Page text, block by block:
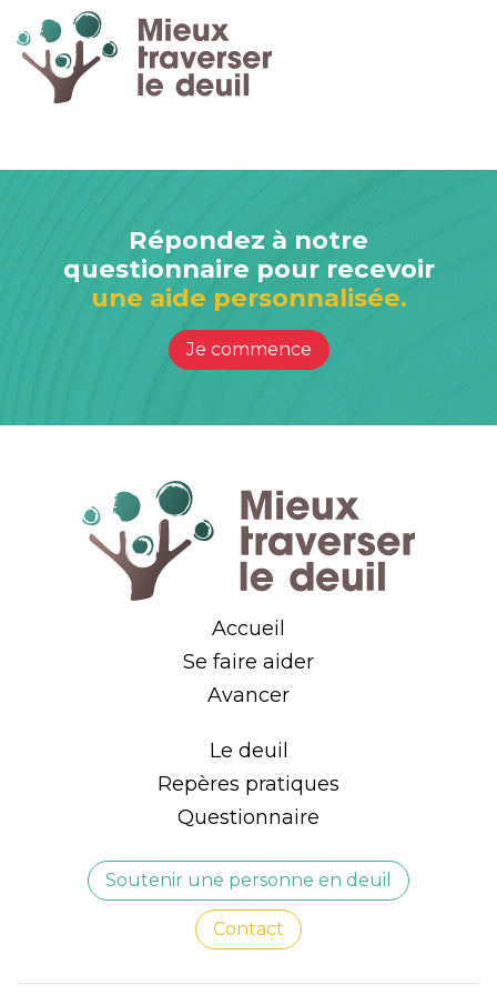
Répondez à notre
questionnaire pour recevoir
une aide personnalisée.
Je commence
Accueil
Se faire aider
Avancer
Le deuil
Repères pratiques
Questionnaire
Soutenir une personne en deuil
Contact